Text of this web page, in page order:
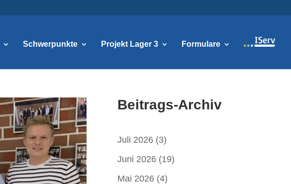
Schwerpunkte Projekt Lager 3 Formulare
Beitrags-Archiv
Juli 2026(3)
Juni 2026(19)
Mai 2026(4)